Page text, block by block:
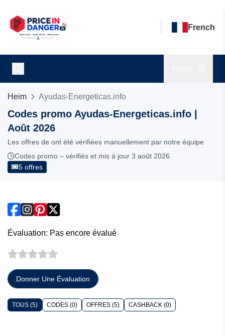
French
Heim Ayudas-Energeticas.info
Codes promo Ayudas-Energeticas.info |
Août 2026
Les offres de ont été vérifiées manuellement par notre équipe
Codes promo – vérifiés et mis à jour 3 août 2026
5 offres
Évaluation: Pas encore évalué
Donner Une Évaluation
TOUS (5) CODES (0) OFFRES (5) CASHBACK (0)